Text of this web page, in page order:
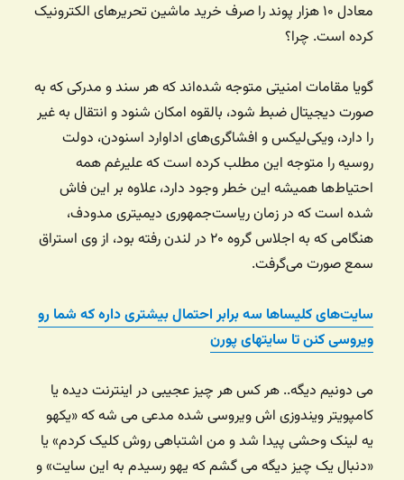
معادل ۱۰ هزار پوند را صرف خرید ماشین تحریرهای الکترونیک
کرده است. چرا؟
گویا مقامات امنیتی متوجه شده‌اند که هر سند و مدرکی که به
صورت دیجیتال ضبط شود، بالقوه امکان شنود و انتقال به غیر
را دارد، ویکی‌لیکس و افشاگری‌های اداوارد اسنودن، دولت
روسیه را متوجه این مطلب کرده است که علیرغم همه
احتیاط‌ها همیشه این خطر وجود دارد، علاوه بر این فاش
شده است که در زمان ریاست‌جمهوری دیمیتری مدودف،
هنگامی که به اجلاس گروه ۲۰ در لندن رفته بود، از وی استراق
سمع صورت می‌گرفت.
سایت‌های کلیساها سه برابر احتمال بیشتری داره که شما رو
ویروسی کنن تا سایتهای پورن
می دونیم دیگه.. هر کس هر چیز عجیبی در اینترنت دیده یا
کامپویتر ویندوزی اش ویروسی شده مدعی می شه که «یکهو
یه لینک وحشی پیدا شد و من اشتباهی روش کلیک کردم» یا
«دنبال یک چیز دیگه می گشم که یهو رسیدم به این سایت» و